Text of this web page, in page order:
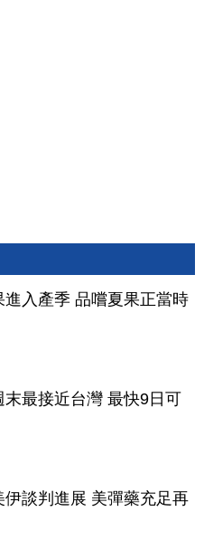
進入產季 品嚐夏果正當時
末最接近台灣 最快9日可
伊談判進展 美彈藥充足再